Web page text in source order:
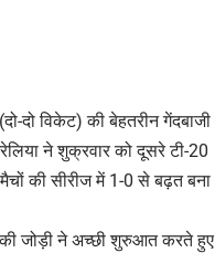
दो विकेट) की बेहतरीन गेंदबाजी
ने शुक्रवार को दूसरे टी-20
की सीरीज में 1-0 से बढ़त बना
की जोड़ी ने अच्छी शुरुआत करते हुए